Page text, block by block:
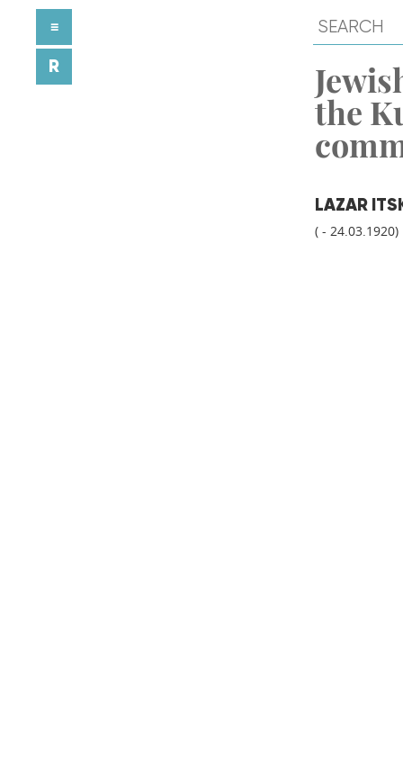
the
LAZAR
( - 24.03.1920)
≡
R